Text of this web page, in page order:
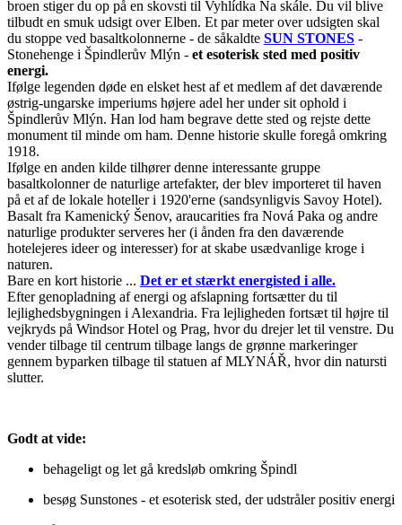
broen stiger du op på en skovsti til Vyhlídka Na skále. Du vil blive
tilbudt en smuk udsigt over Elben. Et par meter over udsigten skal
du stoppe ved basaltkolonnerne - de såkaldte SUN STONES -
Stonehenge i Špindlerův Mlýn - et esoterisk sted med positiv
energi.
Ifølge legenden døde en elsket hest af et medlem af det daværende
østrig-ungarske imperiums højere adel her under sit ophold i
Špindlerův Mlýn. Han lod ham begrave dette sted og rejste dette
monument til minde om ham. Denne historie skulle foregå omkring
1918.
Ifølge en anden kilde tilhører denne interessante gruppe
basaltkolonner de naturlige artefakter, der blev importeret til haven
på et af de lokale hoteller i 1920'erne (sandsynligvis Savoy Hotel).
Basalt fra Kamenický Šenov, araucarities fra Nová Paka og andre
naturlige produkter serveres her (i ånden fra den daværende
hotelejeres ideer og interesser) for at skabe usædvanlige kroge i
naturen.
Bare en kort historie ... Det er et stærkt energisted i alle.
Efter genopladning af energi og afslapning fortsætter du til
lejlighedsbygningen i Alexandria. Fra lejligheden fortsæt til højre til
vejkryds på Windsor Hotel og Prag, hvor du drejer let til venstre. Du
vender tilbage til centrum tilbage langs de grønne markeringer
gennem byparken tilbage til statuen af ​​MLYNÁŘ, hvor din natursti
slutter.
Godt at vide:
behageligt og let gå kredsløb omkring Špindl
besøg Sunstones - et esoterisk sted, der udstråler positiv energi